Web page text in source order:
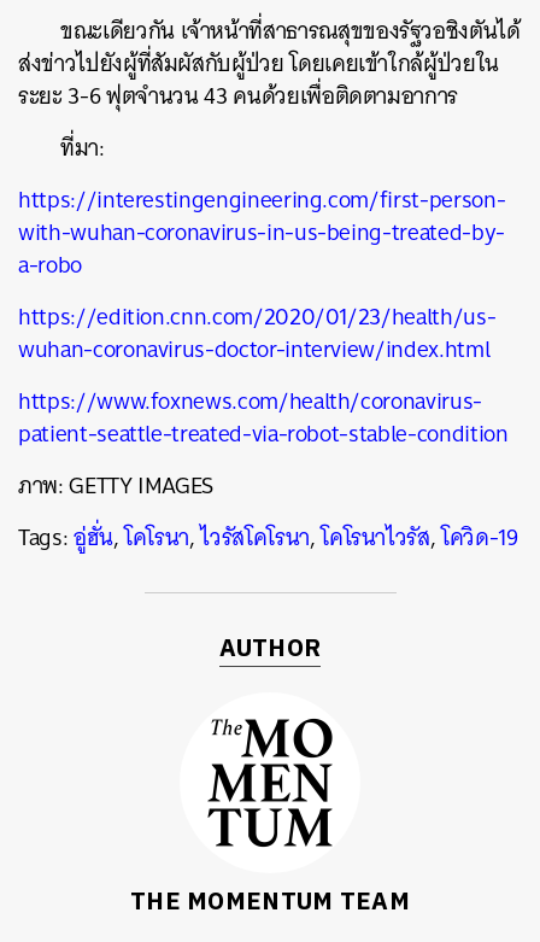
ขณะเดียวกัน เจ้าหน้าที่สาธารณสุขของรัฐวอชิงตันได้
ส่งข่าวไปยังผู้ที่สัมผัสกับผู้ป่วย โดยเคยเข้าใกล้ผู้ป่วยใน
ระยะ 3-6 ฟุตจำนวน 43 คนด้วยเพื่อติดตามอาการ
ที่มา:
https://interestingengineering.com/first-person-
with-wuhan-coronavirus-in-us-being-treated-by-
a-robo
https://edition.cnn.com/2020/01/23/health/us-
wuhan-coronavirus-doctor-interview/index.html
https://www.foxnews.com/health/coronavirus-
patient-seattle-treated-via-robot-stable-condition
ภาพ: GETTY IMAGES
Tags:อู่ฮั่น,โคโรนา,ไวรัสโคโรนา,โคโรนาไวรัส,โควิด-19
AUTHOR
THE MOMENTUM TEAM